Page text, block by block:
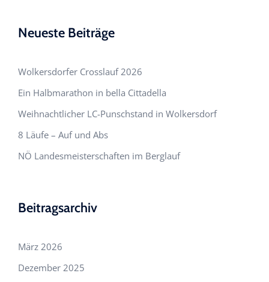
Neueste Beiträge
Wolkersdorfer Crosslauf 2026
Ein Halbmarathon in bella Cittadella
Weihnachtlicher LC-Punschstand in Wolkersdorf
8 Läufe – Auf und Abs
NÖ Landesmeisterschaften im Berglauf
Beitragsarchiv
März 2026
Dezember 2025